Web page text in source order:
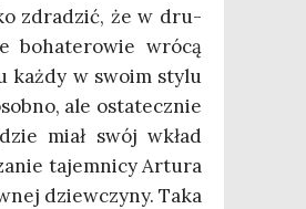
zdra­dzić, że w dru­
boha­te­ro­wie wró­cą
każ­dy w swo­im sty­lu
ale osta­tecz­nie
miał swój wkład
tajem­ni­cy Artu­ra
dziew­czy­ny. Taka